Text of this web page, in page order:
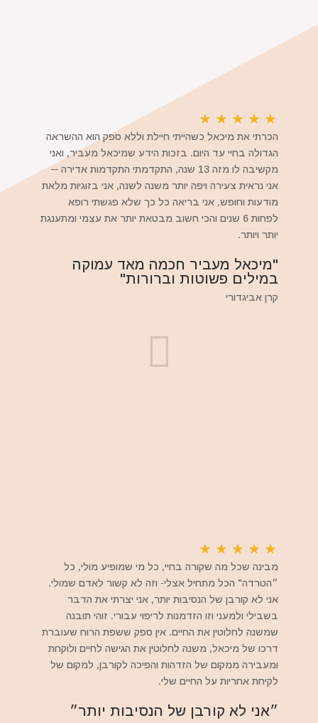
★
★
★
★
★
הכרתי את מיכאל כשהייתי חיילת וללא ספק הוא ההשראה
הגדולה בחיי עד היום. בזכות הידע שמיכאל מעביר, ואני
מקשיבה לו מזה 13 שנה, התקדמתי התקדמות אדירה ─
אני נראית צעירה ויפה יותר משנה לשנה, אני בזוגיות מלאת
מודעות וחופש, אני בריאה כל כך שלא פגשתי רופא
לפחות 6 שנים והכי חשוב מבטאת יותר את עצמי ומתענגת
יותר ויותר.
"מיכאל מעביר חכמה מאד עמוקה
במילים פשוטות וברורות"
קרן אביגדורי
★
★
★
★
★
מבינה שכל מה שקורה בחיי, כל מי שמופיע מולי, כל
״הטרדה" הכל מתחיל אצלי- וזה לא קשור לאדם שמולי.
אני לא קורבן של הנסיבות יותר, אני יצרתי את הדבר
בשבילי ולמעני וזו הזדמנות לריפוי עבורי. זוהי תובנה
שמשנה לחלוטין את החיים. אין ספק ששפת הרוח שעוברת
דרכו של מיכאל, משנה לחלוטין את הגישה לחיים ולוקחת
ומעבירה ממקום של הזדהות והפיכה לקורבן, למקום של
לקיחת אחריות על החיים שלי.
״אני לא קורבן של הנסיבות יותר״